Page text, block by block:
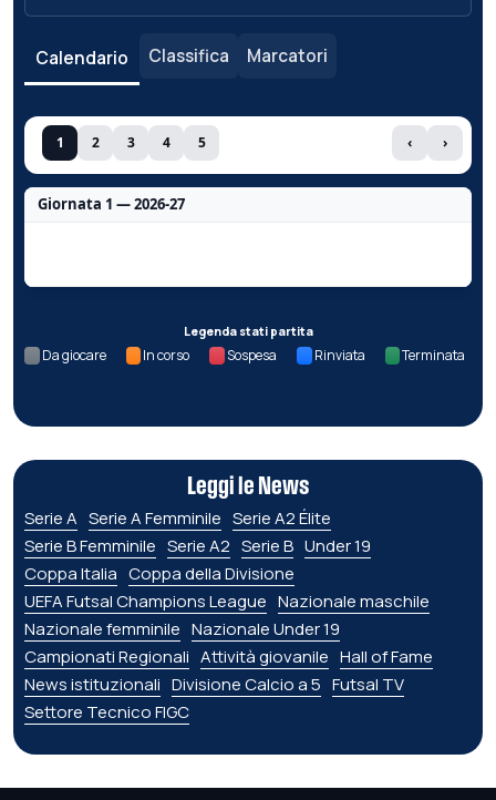
Calendario Classifica Marcatori
1 2 3 4 5 ‹ ›
Giornata 1 — 2026-27
Legenda stati partita
Da giocare In corso Sospesa Rinviata Terminata
Leggi le News
Serie A Serie A Femminile Serie A2 Élite
Serie B Femminile Serie A2 Serie B Under 19
Coppa Italia Coppa della Divisione
UEFA Futsal Champions League Nazionale maschile
Nazionale femminile Nazionale Under 19
Campionati Regionali Attività giovanile Hall of Fame
News istituzionali Divisione Calcio a 5 Futsal TV
Settore Tecnico FIGC